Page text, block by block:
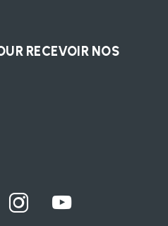
RECEVOIR NOS